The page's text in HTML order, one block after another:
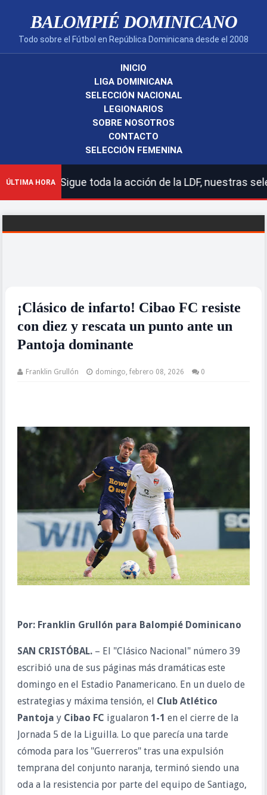
BALOMPIÉ DOMINICANO
Todo sobre el Fútbol en República Dominicana desde el 2008
INICIO
LIGA DOMINICANA
SELECCIÓN NACIONAL
LEGIONARIOS
SOBRE NOSOTROS
CONTACTO
SELECCIÓN FEMENINA
ÚLTIMA HORA
| Sigue toda la acción de la LDF, nuestras
¡Clásico de infarto! Cibao FC resiste
con diez y rescata un punto ante un
Pantoja dominante
Franklin Grullón domingo, febrero 08, 2026 0
Por: Franklin Grullón para Balompié Dominicano
SAN CRISTÓBAL.– El "Clásico Nacional" número 39
escribió una de sus páginas más dramáticas este
domingo en el Estadio Panamericano. En un duelo de
estrategias y máxima tensión, el Club Atlético
Pantoja y Cibao FC igualaron 1-1 en el cierre de la
Jornada 5 de la Liguilla. Lo que parecía una tarde
cómoda para los "Guerreros" tras una expulsión
temprana del conjunto naranja, terminó siendo una
oda a la resistencia por parte del equipo de Santiago,